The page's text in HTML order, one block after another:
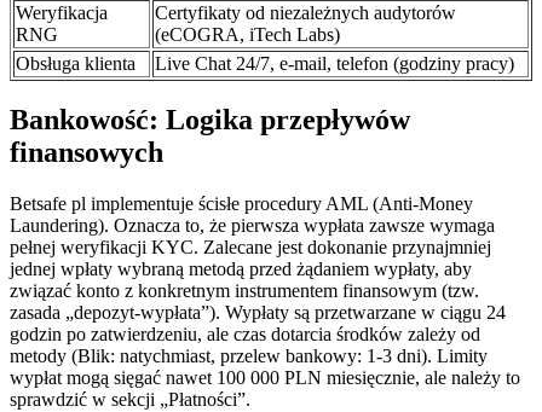
Weryfikacja
RNG
Certyfikaty od niezależnych audytorów
(eCOGRA, iTech Labs)
Obsługa klienta
Live Chat 24/7, e-mail, telefon (godziny pracy)
Bankowość: Logika przepływów
finansowych
Betsafe pl implementuje ścisłe procedury AML (Anti-Money
Laundering). Oznacza to, że pierwsza wypłata zawsze wymaga
pełnej weryfikacji KYC. Zalecane jest dokonanie przynajmniej
jednej wpłaty wybraną metodą przed żądaniem wypłaty, aby
związać konto z konkretnym instrumentem finansowym (tzw.
zasada „depozyt-wypłata”). Wypłaty są przetwarzane w ciągu 24
godzin po zatwierdzeniu, ale czas dotarcia środków zależy od
metody (Blik: natychmiast, przelew bankowy: 1-3 dni). Limity
wypłat mogą sięgać nawet 100 000 PLN miesięcznie, ale należy to
sprawdzić w sekcji „Płatności”.